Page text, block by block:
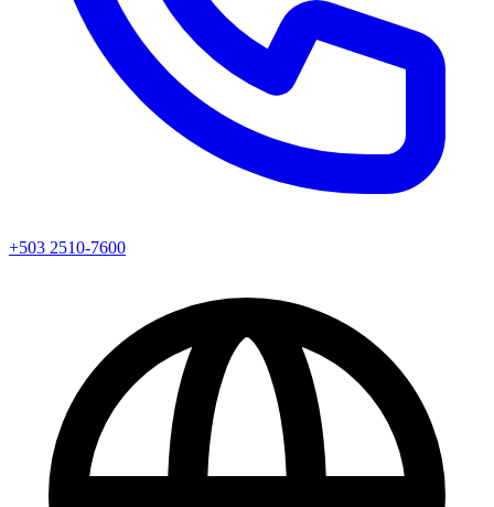
+503 2510-7600